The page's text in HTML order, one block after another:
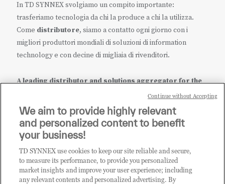
In TD SYNNEX svolgiamo un compito importante:
trasferiamo tecnologia da chi la produce a chi la utilizza.
Come distributore, siamo a contatto ogni giorno con i
migliori produttori mondiali di soluzioni di information
technology e con decine di migliaia di rivenditori.
A leading distributor and solutions aggregator for the
it.tdsynnex.com|eu.tdsynnex.com|tdsynnex.com
CATEGORIE
We aim to provide highly relevant
and personalized content to benefit
your business!
TD SYNNEX use cookies to keep our site reliable and secure,
to measure its performance, to provide you personalized
market insights and improve your user experience; including
any relevant contents and personalized advertising. By
Continue without Accepting